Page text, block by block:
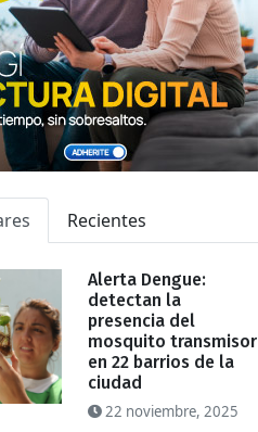
Recientes
Alerta Dengue:
detectan la
presencia del
mosquito transmisor
en 22 barrios de la
ciudad
22 noviembre, 2025